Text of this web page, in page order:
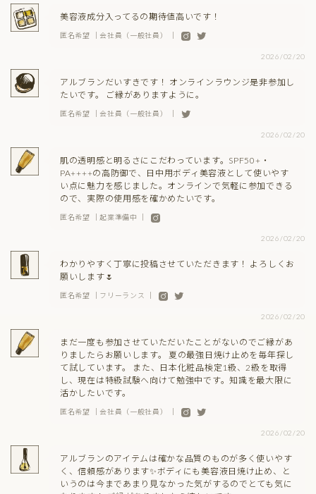
美容液成分入ってるの期待値高いです！
匿名希望 ｜会社員（一般社員） ｜
2026/02/20
アルブランだいすきです！ オンラインラウンジ是非参加し
たいです。 ご縁がありますように。
匿名希望 ｜会社員（一般社員） ｜
2026/02/20
肌の透明感と明るさにこだわっています。SPF50+・
PA++++の高防御で、日中用ボディ美容液として使いやす
い点に魅力を感じました。オンラインで気軽に参加できる
ので、実際の使用感を確かめたいです。
匿名希望 ｜起業準備中 ｜
2026/02/20
わかりやすく丁寧に投稿させていただきます！ よろしくお
願いします🌷
匿名希望 ｜フリーランス ｜
2026/02/20
まだ一度も参加させていただいたことがないのでご縁があ
りましたらお願いします。 夏の最強日焼け止めを毎年探し
て試しています。 また、日本化粧品検定1級、2級を取得
し、現在は特級試験へ向けて勉強中です。知識を最大限に
活かしたいです。
匿名希望 ｜会社員（一般社員） ｜
2026/02/20
アルブランのアイテムは確かな品質のものが多く使いやす
く、信頼感があります✨ボディにも美容液日焼け止め、と
いうのは今まであまり見なかった気がするのでとても気に